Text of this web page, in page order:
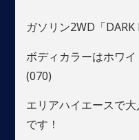
ガソリン2WD「
ボディカラーはホワ
(070)
エリアハイエースで
です！